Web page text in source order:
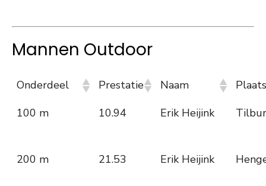
Mannen Outdoor
Onderdeel Prestatie Naam
Plaats
100 m
10.94 Erik Heijink
200 m 21.53 Erik Heijink